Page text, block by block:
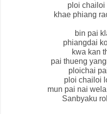
ploi chailoi
khae phiang
bin pai
phiangdai
kwa kan
pai thueng
ploichai
ploi chailoi
mun pai nai
Sanbyaku